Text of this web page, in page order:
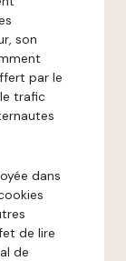
son
par le
trafic
dans
de lire
de